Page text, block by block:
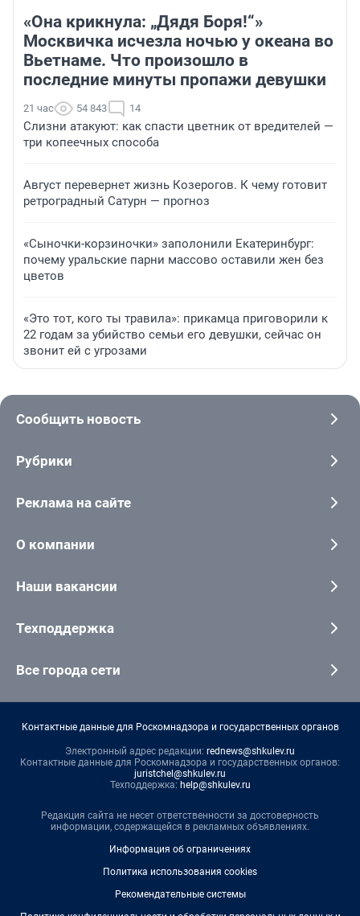
«Она крикнула: „Дядя Боря!“»
Москвичка исчезла ночью у океана во
Вьетнаме. Что произошло в
последние минуты пропажи девушки
21 час 54 843 14
Слизни атакуют: как спасти цветник от вредителей —
три копеечных способа
Август перевернет жизнь Козерогов. К чему готовит
ретроградный Сатурн — прогноз
«Сыночки-корзиночки» заполонили Екатеринбург:
почему уральские парни массово оставили жен без
цветов
«Это тот, кого ты травила»: прикамца приговорили к
22 годам за убийство семьи его девушки, сейчас он
звонит ей с угрозами
Сообщить новость
Рубрики
Реклама на сайте
О компании
Наши вакансии
Техподдержка
Все города сети
Контактные данные для Роскомнадзора и государственных органов
Электронный адрес редакции: rednews@shkulev.ru
Контактные данные для Роскомнадзора и государственных органов:
juristchel@shkulev.ru
Техподдержка: help@shkulev.ru
Редакция сайта не несет ответственности за достоверность
информации, содержащейся в рекламных объявлениях.
Информация об ограничениях
Политика использования cookies
Рекомендательные системы